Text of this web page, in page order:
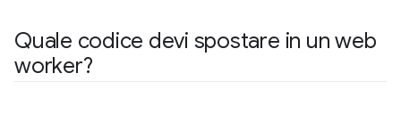
Quale codice devi spostare in un web
worker?